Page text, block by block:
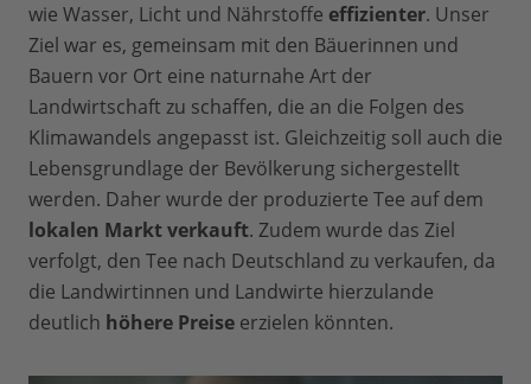
wie Wasser, Licht und Nährstoffe effizienter. Unser
Ziel war es, gemeinsam mit den Bäuerinnen und
Bauern vor Ort eine naturnahe Art der
Landwirtschaft zu schaffen, die an die Folgen des
Klimawandels angepasst ist. Gleichzeitig soll auch die
Lebensgrundlage der Bevölkerung sichergestellt
werden. Daher wurde der produzierte Tee auf dem
lokalen Markt verkauft. Zudem wurde das Ziel
verfolgt, den Tee nach Deutschland zu verkaufen, da
die Landwirtinnen und Landwirte hierzulande
deutlich höhere Preise erzielen könnten.